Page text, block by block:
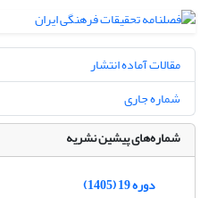
مقالات آماده انتشار
شماره جاری
شماره‌های پیشین نشریه
دوره 19 (1405)